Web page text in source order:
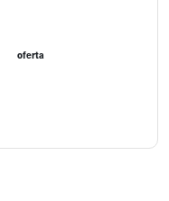
oferta